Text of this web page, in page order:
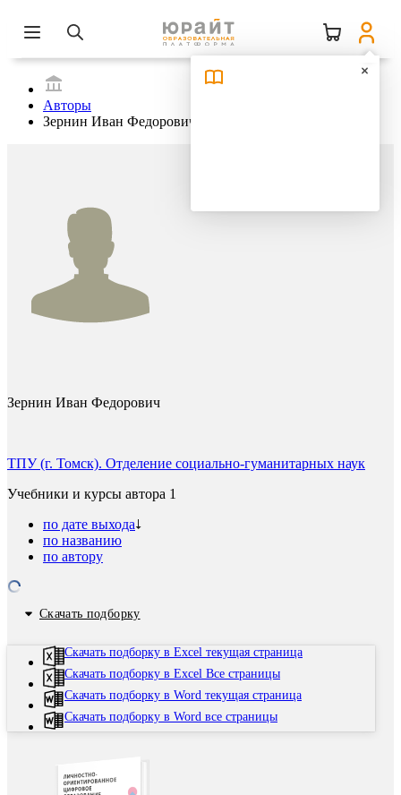
Авторы
Зернин Иван Федорович
Зернин Иван Федорович
ТПУ (г. Томск). Отделение социально-гуманитарных наук
Учебники и курсы автора 1
по дате выхода
по названию
по автору
Скачать подборку
Скачать подборку в Excel текущая страница
Скачать подборку в Excel Все страницы
Скачать подборку в Word текущая страница
Скачать подборку в Word все страницы